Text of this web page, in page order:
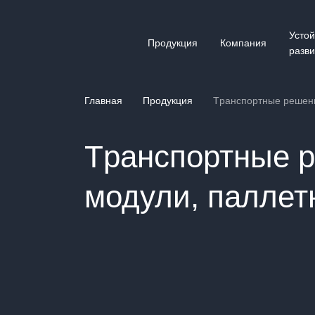
Продукция Компания
Главная Продукция Tранспортные
Tранспортные
модули,